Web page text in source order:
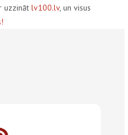
uzzināt lv100.lv, un visus